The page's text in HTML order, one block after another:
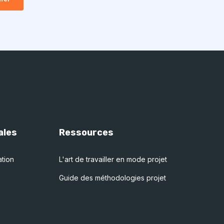
Ressources
L'art de travailler en mode projet
Guide des méthodologies projet